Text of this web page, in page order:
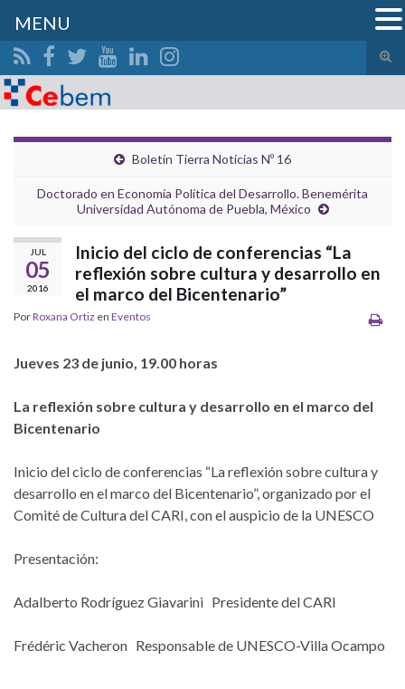
el
Search for:
Boletín Tierra Noticias Nº 16
Doctorado en Economía Política del Desarrollo. Benemérita
Universidad Autónoma de Puebla, México
JUL
05
2016
Inicio del ciclo de conferencias “La
reflexión sobre cultura y desarrollo en
el marco del Bicentenario”
PorRoxana Ortiz en Eventos
Jueves 23 de junio, 19.00 horas
La reflexión sobre cultura y desarrollo en el marco del
Bicentenario
Inicio del ciclo de conferencias “La reflexión sobre cultura y
desarrollo en el marco del Bicentenario”, organizado por el
Comité de Cultura del CARI, con el auspicio de la UNESCO
Presentación:
Adalberto Rodríguez Giavarini Presidente del CARI
Frédéric Vacheron Responsable de UNESCO-Villa Ocampo
MENU